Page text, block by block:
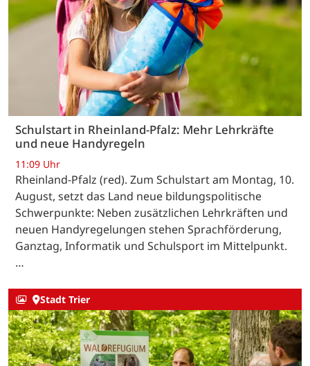
Schulstart in Rheinland-Pfalz: Mehr Lehrkräfte
und neue Handyregeln
11:09 Uhr
Rheinland-Pfalz (red). Zum Schulstart am Montag, 10.
August, setzt das Land neue bildungspolitische
Schwerpunkte: Neben zusätzlichen Lehrkräften und
neuen Handyregelungen stehen Sprachförderung,
Ganztag, Informatik und Schulsport im Mittelpunkt.
…
Stadt Trier